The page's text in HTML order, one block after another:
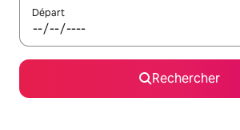
Départ
Rechercher